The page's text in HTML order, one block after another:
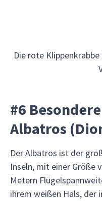
Die rote
#6
Albatros
Der Albatros ist der
Inseln, mit einer Größe
Metern
ihrem weißen Hals, der